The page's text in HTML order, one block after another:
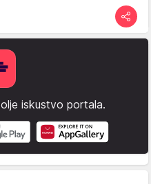
iskustvo portala.